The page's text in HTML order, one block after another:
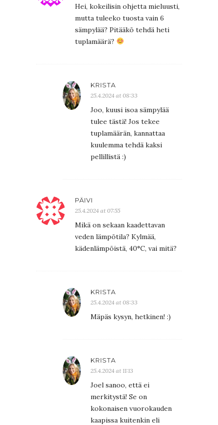
Hei, kokeilisin ohjetta mieluusti,
mutta tuleeko tuosta vain 6
sämpylää? Pitääkö tehdä heti
tuplamäärä?
KRISTA
25.4.2024 at 08:33
Joo, kuusi isoa sämpylää
tulee tästä! Jos tekee
tuplamäärän, kannattaa
kuulemma tehdä kaksi
pellillistä :)
PÄIVI
25.4.2024 at 07:55
Mikä on sekaan kaadettavan
veden lämpötila? Kylmää,
kädenlämpöistä, 40°C, vai mitä?
KRISTA
25.4.2024 at 08:33
Mäpäs kysyn, hetkinen! :)
KRISTA
25.4.2024 at 11:13
Joel sanoo, että ei
merkitystä! Se on
kokonaisen vuorokauden
kaapissa kuitenkin eli